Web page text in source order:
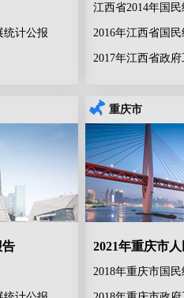
统计公报
江西省2014年国
2016年江西省国
2017年江西省政
告
重庆市
2021年重庆市
2018年重庆市国